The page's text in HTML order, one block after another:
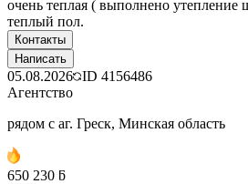
очень теплая ( выполнено утепление
теплый пол.
Контакты
Написать
05.08.2026 ID 4156486
Агентство
рядом с аг. Греск, Минская область
650 230 ƃ